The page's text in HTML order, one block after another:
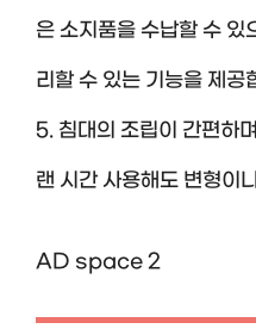
은 소지품을 수납할 수 있
리할 수 있는 기능을 제공
5. 침대의 조립이 간편하
랜 시간 사용해도 변형이
AD space 2